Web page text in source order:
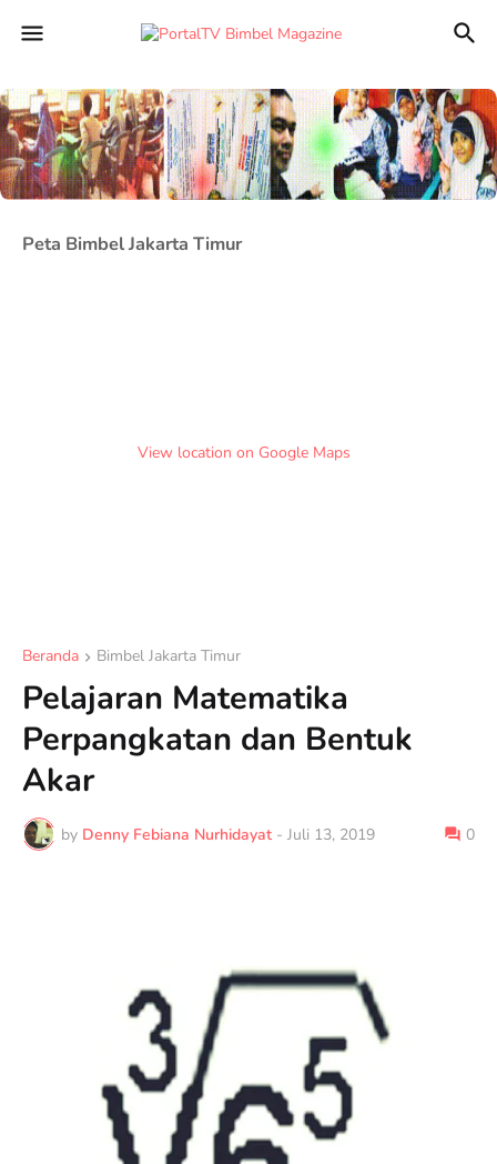
Peta Bimbel Jakarta Timur
View location on Google Maps
Beranda Bimbel Jakarta Timur
Pelajaran Matematika
Perpangkatan dan Bentuk
Akar
by Denny Febiana Nurhidayat - Juli 13, 2019 0